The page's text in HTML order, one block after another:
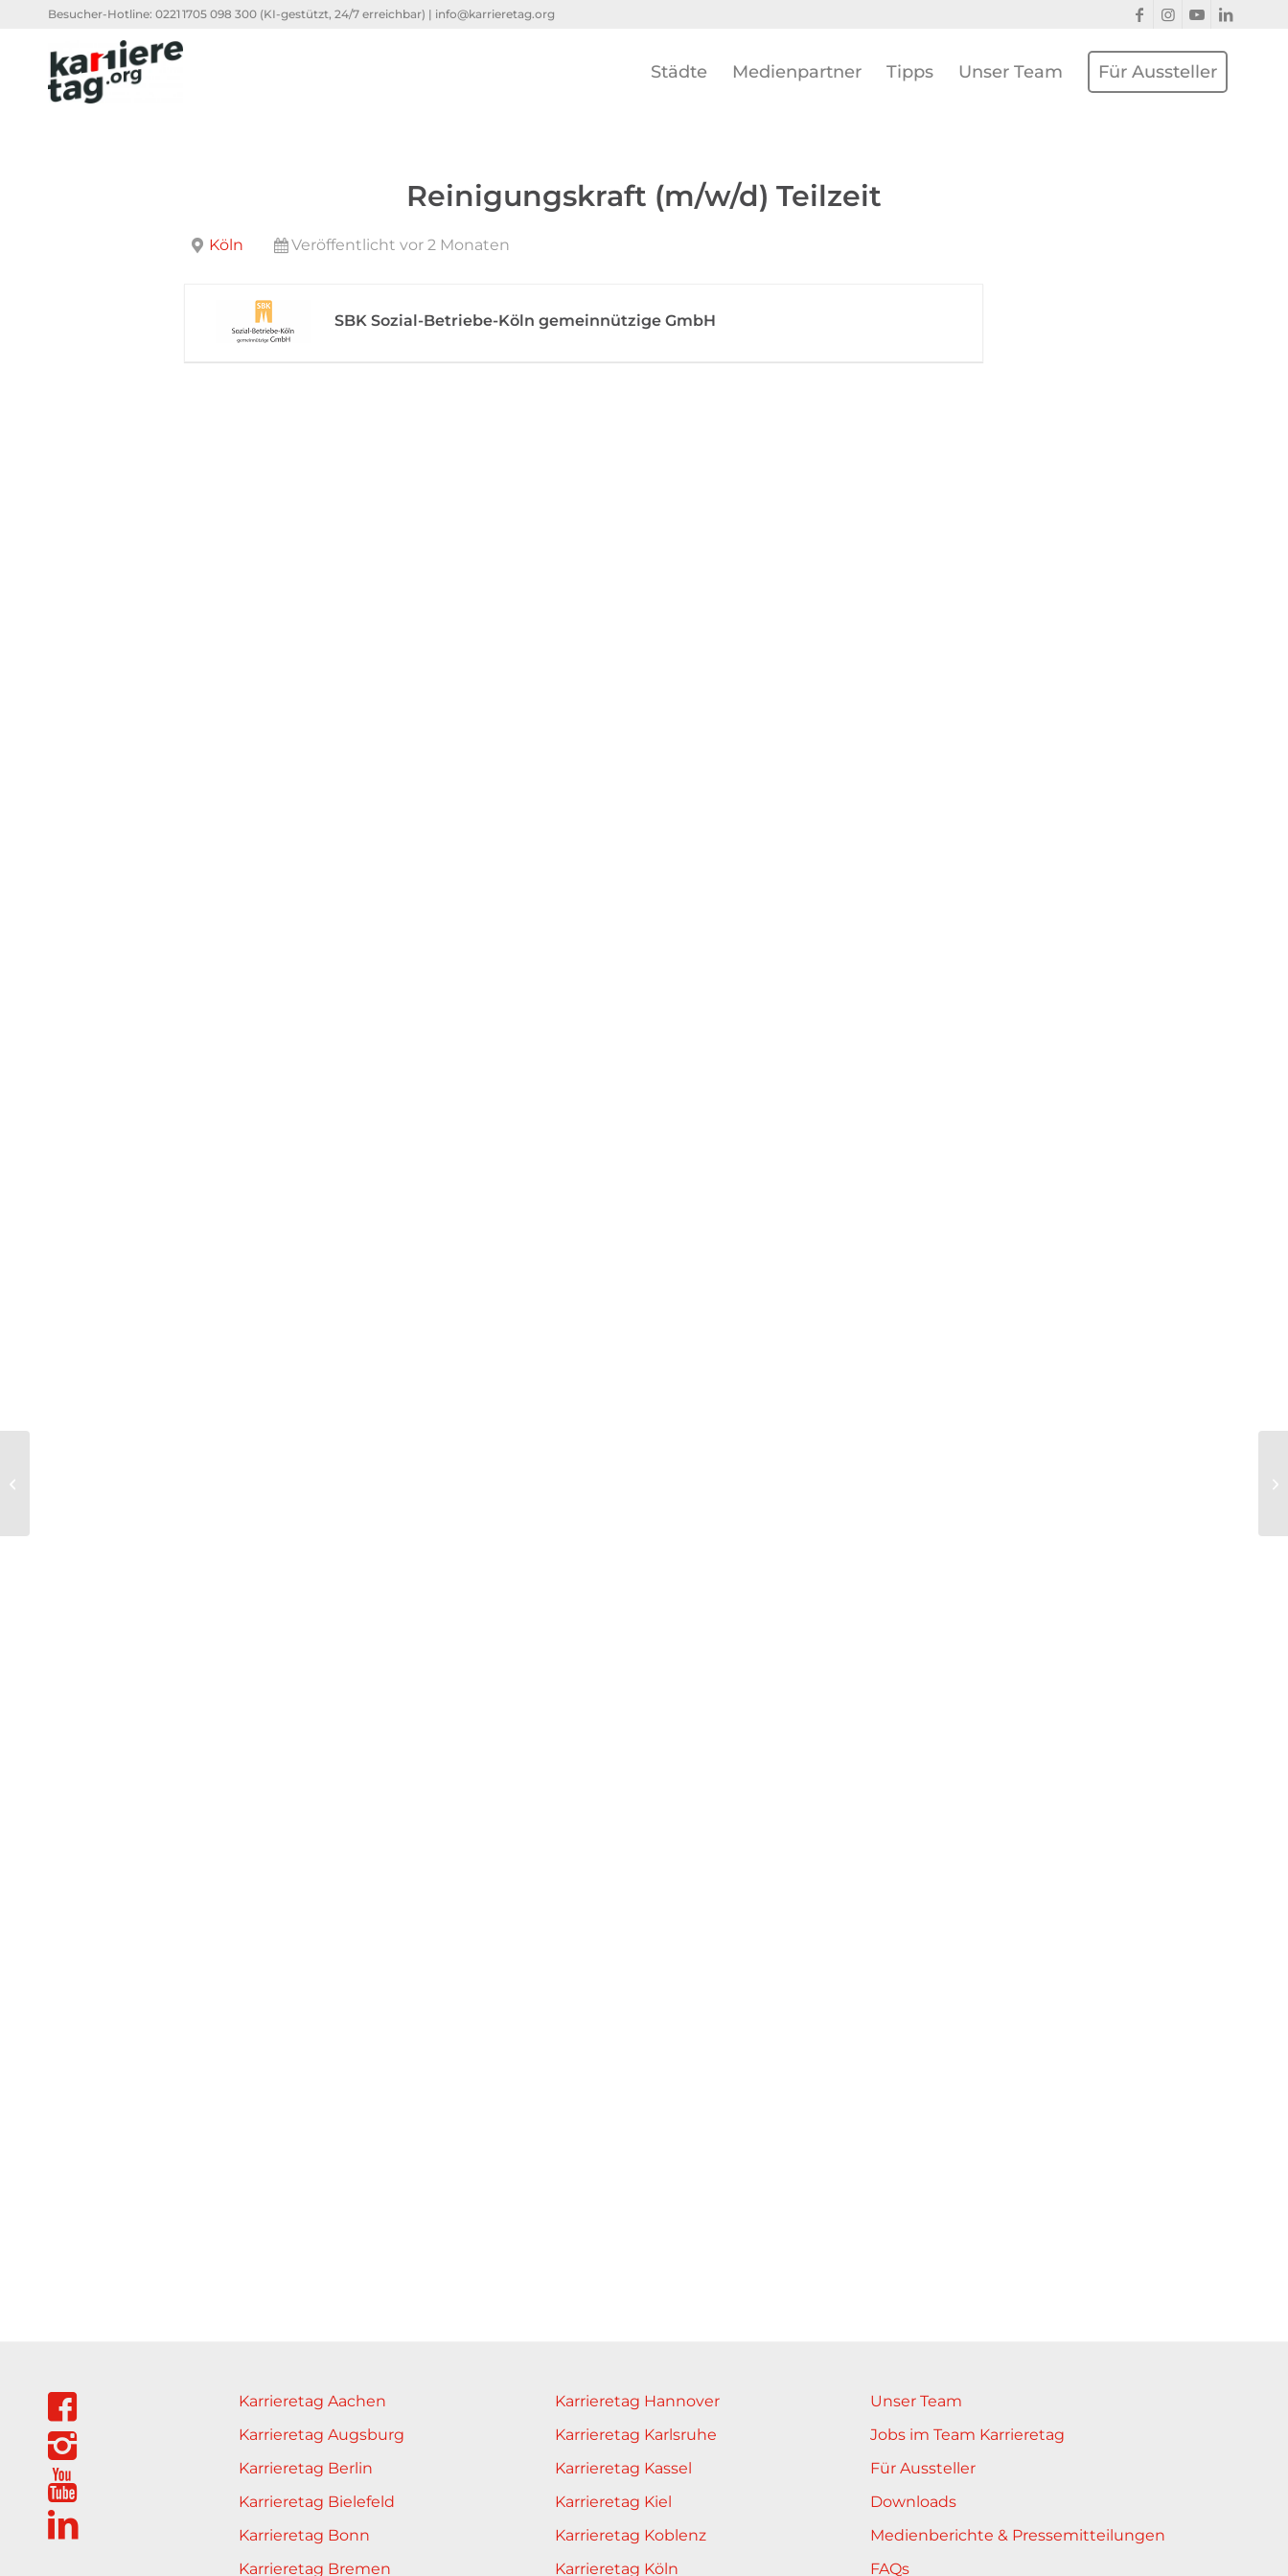
Besucher-Hotline: 0221 1705 098 300 (KI-gestützt, 24/7 erreichbar) | info@karrieretag.org
Städte Medienpartner Tipps Unser Team Für Aussteller
Reinigungskraft (m/w/d) Teilzeit
Köln Veröffentlicht vor 2 Monaten
SBK Sozial-Betriebe-Köln gemeinnützige GmbH
Karrieretag Aachen
Karrieretag Augsburg
Karrieretag Berlin
Karrieretag Bielefeld
Karrieretag Bonn
Karrieretag Bremen
Karrieretag Hannover
Karrieretag Karlsruhe
Karrieretag Kassel
Karrieretag Kiel
Karrieretag Koblenz
Karrieretag Köln
Unser Team
Jobs im Team Karrieretag
Für Aussteller
Downloads
Medienberichte & Pressemitteilungen
FAQs